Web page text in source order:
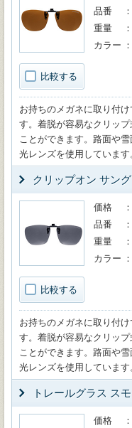
比較する
品番
重量
カラー
お持ちのメガネに取り付
す。着脱が容易なクリッ
ことができます。路面や
光レンズを使用しています
クリップオン サン
比較する
価格
品番
重量
カラー
お持ちのメガネに取り付
す。着脱が容易なクリッ
ことができます。路面や
光レンズを使用しています
トレールグラス ス
価格